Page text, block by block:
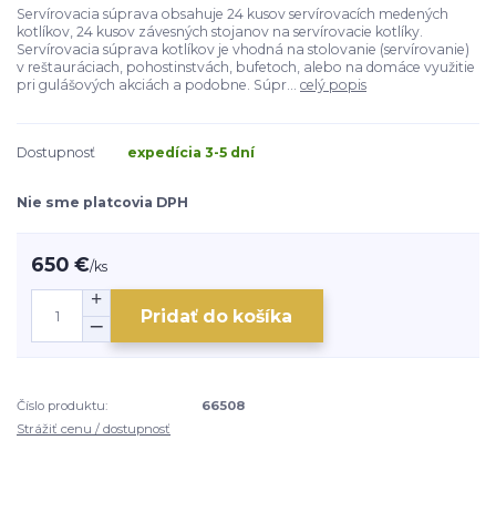
Servírovacia súprava obsahuje 24 kusov servírovacích medených
kotlíkov, 24 kusov závesných stojanov na servírovacie kotlíky.
Servírovacia súprava kotlíkov je vhodná na stolovanie (servírovanie)
v reštauráciach, pohostinstvách, bufetoch, alebo na domáce využitie
pri gulášových akciách a podobne. Súpr... celý popis
Dostupnosť expedícia 3-5 dní
Nie sme platcovia DPH
650 €/ks
Pridať do košíka
Číslo produktu:
66508
Strážiť cenu / dostupnosť